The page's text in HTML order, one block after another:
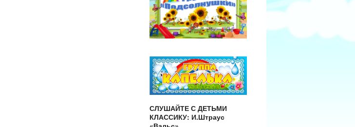
СЛУШАЙТЕ С ДЕТЬМИ
КЛАССИКУ: И.Штраус